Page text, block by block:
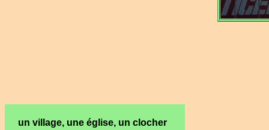
un village, une église, un clocher